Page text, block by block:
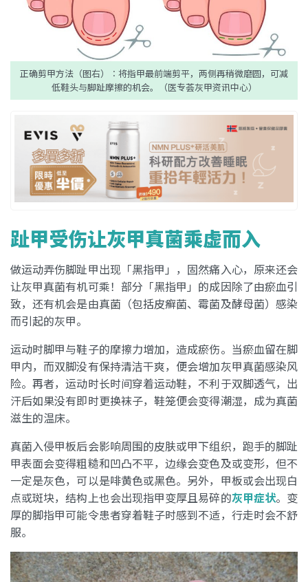
正确剪甲方法（图右）︰将指甲最前端剪平，两侧再稍微磨圆，可减
低鞋头与脚趾摩擦的机会。（医专荟灰甲资讯中心）
趾甲受伤让灰甲真菌乘虚而入
做运动弄伤脚趾甲出现「黑指甲」，固然痛入心，原来还会
让灰甲真菌有机可乘！部分「黑指甲」的成因除了由瘀血引
致，还有机会是由真菌（包括皮癣菌、霉菌及酵母菌）感染
而引起的灰甲。
运动时脚甲与鞋子的摩擦力增加，造成瘀伤。当瘀血留在脚
甲内，而双脚没有保持清洁干爽，便会增加灰甲真菌感染风
险。再者，运动时长时间穿着运动鞋，不利于双脚透气，出
汗后如果没有即时更换袜子，鞋笼便会变得潮湿，成为真菌
滋生的温床。
真菌入侵甲板后会影响周围的皮肤或甲下组织，跑手的脚趾
甲表面会变得粗糙和凹凸不平，边缘会变色及或变形，但不
一定是灰色，可以是啡黄色或黑色。另外，甲板或会出现白
点或斑块，结构上也会出现指甲变厚且易碎的灰甲症状。变
厚的脚指甲可能令患者穿着鞋子时感到不适，行走时会不舒
服。